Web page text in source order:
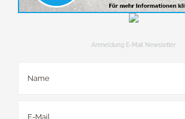
Anmeldung E-Mail Newsletter